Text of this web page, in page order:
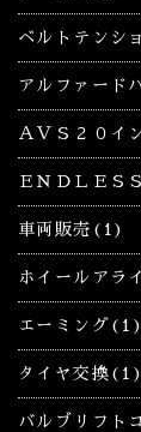
ベルトテンシ
アルファード
ＡＶＳ２０イ
ＥＮＤＬＥＳ
車両販売(1)
ホイールアラ
エーミング(1)
タイヤ交換(1)
バルブリフト